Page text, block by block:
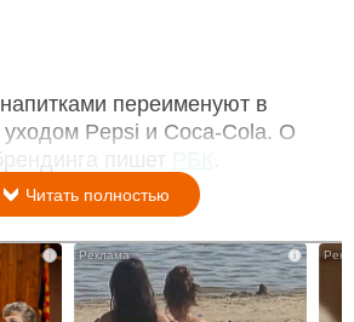
переименуют в
уходом Pepsi и Coca-Cola. О
пишет РБК
Читать полностью
i